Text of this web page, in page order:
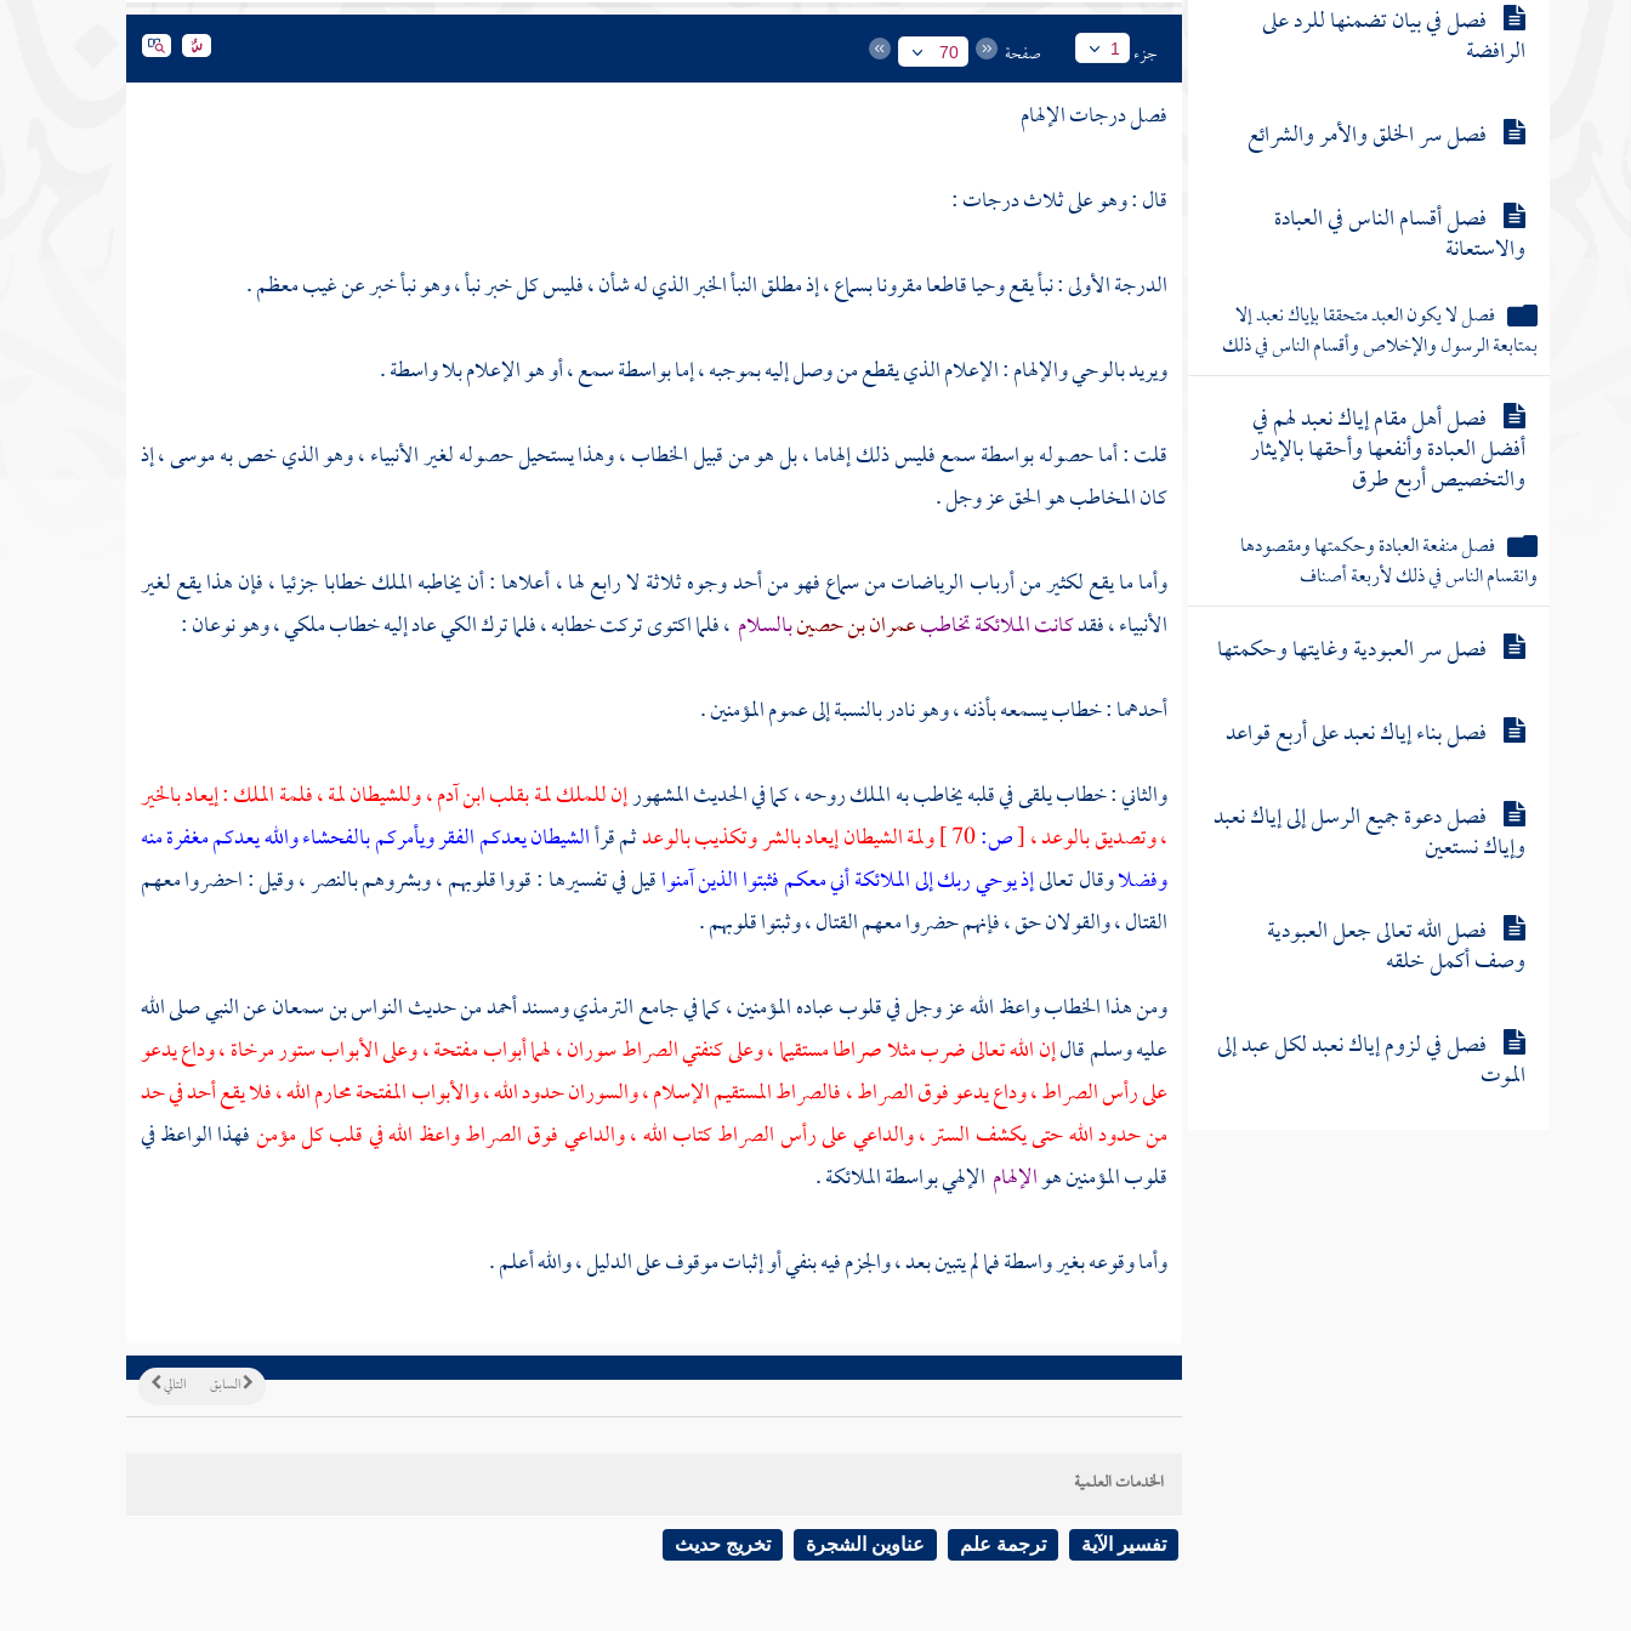
فصل في بيان تضمنها للرد على من
فصل في بيان تضمنها للرد على
الرافضة
فصل أقسام الناس في العبادة
والاستعانة
فصل لا يكون العبد متحققا بإياك نعبد إلا
بمتابعة الرسول والإخلاص وأقسام الناس في ذلك
فصل أهل مقام إياك نعبد لهم في
أفضل العبادة وأنفعها وأحقها بالإيثار
والتخصيص أربع طرق
وانقسام الناس في ذلك لأربعة أصناف
فصل سر العبودية وغايتها وحكمتها
فصل دعوة جميع الرسل إلى إياك نعبد
فصل الله تعالى جعل العبودية
جزء 1 صفحة 70
فصل درجات الإلهام
قال : وهو على ثلاث درجات :
الدرجة الأولى : نبأ يقع وحيا قاطعا مقرونا بسماع ، إذ مطلق النبأ الخبر الذي له شأن ، فليس كل خبر نبأ ، وهو نبأ خبر عن غيب معظم .
ويريد بالوحي والإلهام : الإعلام الذي يقطع من وصل إليه بموجبه ، إما بواسطة سمع ، أو هو الإعلام بلا واسطة .
قلت : أما حصوله بواسطة سمع فليس ذلك إلهاما ، بل هو من قبيل الخطاب ، وهذا يستحيل حصوله لغير الأنبياء ، وهو الذي خص بهموسى ،إذ
كان المخاطب هو الحق عز وجل .
وأما ما يقع لكثير من أرباب الرياضات من سماع فهو من أحد وجوه ثلاثة لا رابع لها ، أعلاها : أن يخاطبه الملك خطابا جزئيا ، فإن هذا يقع لغير
الأنبياء ، فقدكانت الملائكة تخاطبعمران بن حصينبالسلام ، فلما اكتوى تركت خطابه ، فلما ترك الكي عاد إليه خطاب ملكي ، وهو نوعان :
أحدهما : خطاب يسمعه بأذنه ، وهو نادر بالنسبة إلى عموم المؤمنين .
والثاني : خطاب يلقى في قلبه يخاطب به الملك روحه ، كما في الحديث المشهورإن للملك لمة بقلب ابن آدم ، وللشيطان لمة ، فلمة الملك : إيعاد بالخير
، وتصديق بالوعد ،[ص: ولمة الشيطان إيعاد بالشر وتكذيب بالوعدثم قرأالشيطان يعدكم الفقر ويأمركم بالفحشاء والله يعدكم مغفرة منه
وفضلاوقال تعالىإذ يوحي ربك إلى الملائكة أني معكم فثبتوا الذين آمنواقيل في تفسيرها : قووا قلوبهم ، وبشروهم بالنصر ، وقيل : احضروا معهم
القتال ، والقولان حق ، فإنهم حضروا معهم القتال ، وثبتوا قلوبهم .
ومن هذا الخطاب واعظ الله عز وجل في قلوب عباده المؤمنين ، كما في جامعالترمذيومسندأحمدمن حديثالنواس بن سمعانعن النبي صلى الله
عليه وسلم قالإن الله تعالى ضرب مثلا صراطا مستقيما ، وعلى كنفتي الصراط سوران ، لهما أبواب مفتحة ، وعلى الأبواب ستور مرخاة ، وداع يدعو
على رأس الصراط ، وداع يدعو فوق الصراط ، فالصراط المستقيم الإسلام ، والسوران حدود الله ، والأبواب المفتحة محارم الله ، فلا يقع أحد في حد
من حدود الله حتى يكشف الستر ، والداعي على رأس الصراط كتاب الله ، والداعي فوق الصراط واعظ الله في قلب كل مؤمنفهذا الواعظ في
قلوب المؤمنين هوالإلهام الإلهي بواسطة الملائكة .
وأما وقوعه بغير واسطة فما لم يتبين بعد ، والجزم فيه بنفي أو إثبات موقوف على الدليل ، والله أعلم .
التالي السابق
الخدمات العلمية
تفسير الآية ترجمة علم عناوين الشجرة تخريج حديث